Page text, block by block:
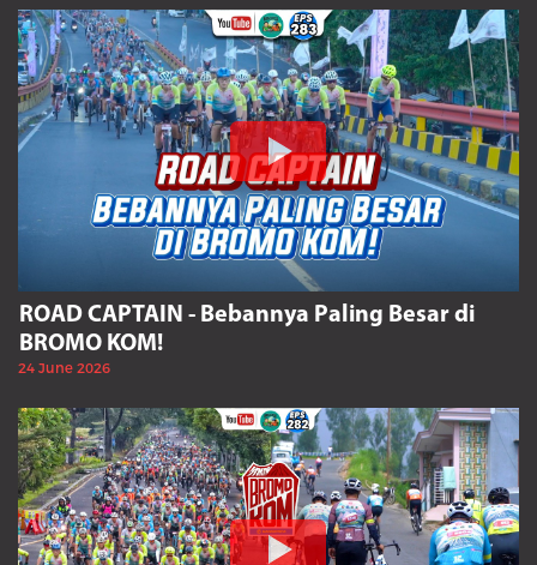
ROAD CAPTAIN - Bebannya Paling Besar di
BROMO KOM!
24 June 2026